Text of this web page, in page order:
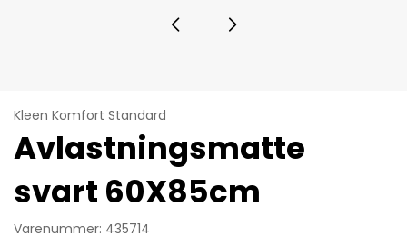
Kleen Komfort Standard
Avlastningsmatte
svart 60X85cm
Varenummer: 435714